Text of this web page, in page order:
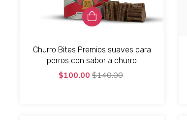
Churro Bites Premios suaves para
perros con sabor a churro
$100.00$140.00